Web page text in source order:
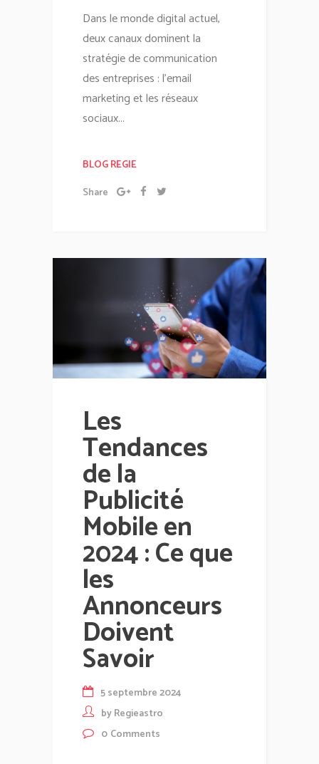
Dans le monde digital actuel,
deux canaux dominent la
stratégie de communication
des entreprises : l'email
marketing et les réseaux
sociaux...
BLOG REGIE
Share
Les
Tendances
de la
Publicité
Mobile en
2024 : Ce que
les
Annonceurs
Doivent
Savoir
5 septembre 2024
byRegieastro
0 Comments